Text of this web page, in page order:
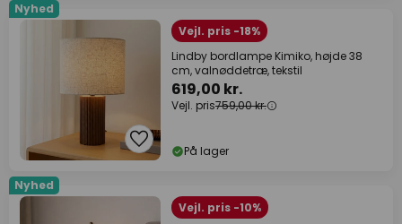
Nyhed
Vejl. pris -18%
Lindby bordlampe Kimiko, højde 38
cm, valnøddetræ, tekstil
619,00 kr.
Vejl. pris759,00 kr.
På lager
Nyhed
Vejl. pris -10%